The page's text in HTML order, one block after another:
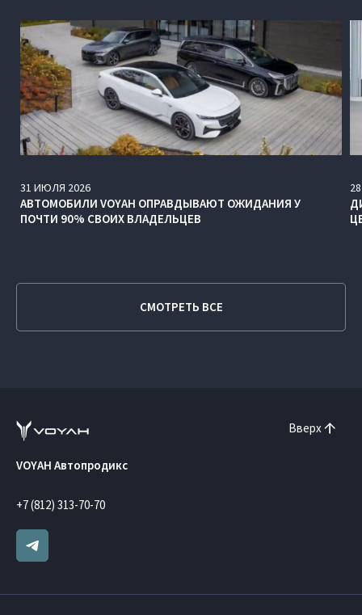
31 ИЮЛЯ 2026
АВТОМОБИЛИ VOYAH ОПРАВДЫВАЮТ ОЖИДАНИЯ У
ПОЧТИ 90% СВОИХ ВЛАДЕЛЬЦЕВ
28
СМОТРЕТЬ ВСЕ
Вверх
VOYAH Автопродикс
+7 (812) 313-70-70